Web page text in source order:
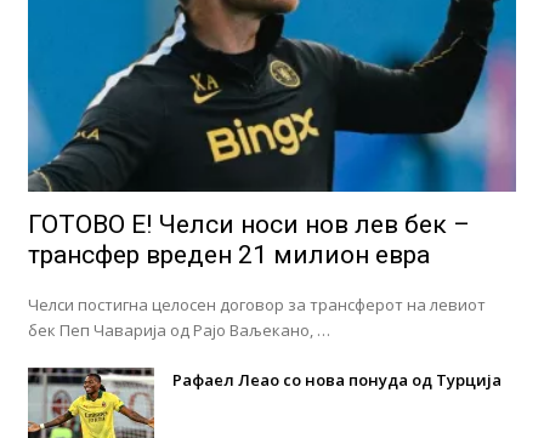
ГОТОВО Е! Челси носи нов лев бек –
трансфер вреден 21 милион евра
Челси постигна целосен договор за трансферот на левиот
бек Пеп Чаварија од Рајо Ваљекано, …
Рафаел Леао со нова понуда од Турција